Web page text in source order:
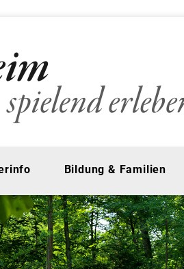
Bildung & Familien